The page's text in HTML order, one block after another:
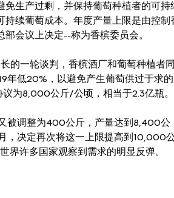
免生产过剩，并保持葡萄种植者的可持
持续葡萄成本。年度产量上限是由控制
部会议上决定--称为香槟委员会。
的一轮谈判，香槟酒厂和葡萄种植者
年低20%，以避免产生葡萄供过于求的
为8,000公斤/公顷，相当于2.3亿瓶。
被调整为400公斤，产量达到8,400公
，决定再次将这一上限提高到10,000
界许多国家观察到需求的明显反弹。